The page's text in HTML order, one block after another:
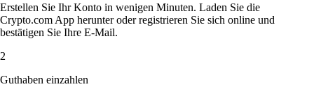
Erstellen Sie Ihr Konto in wenigen Minuten. Laden Sie die
Crypto.com App herunter oder registrieren Sie sich online und
bestätigen Sie Ihre E-Mail.
2
Guthaben einzahlen